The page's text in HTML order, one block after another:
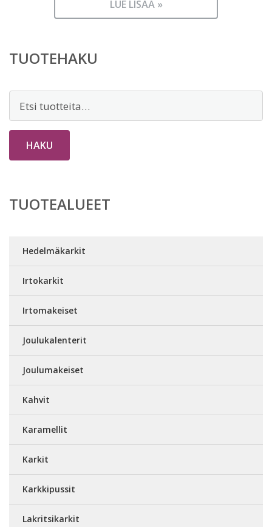
LUE LISÄÄ »
TUOTEHAKU
HAKU
TUOTEALUEET
Hedelmäkarkit
Irtokarkit
Irtomakeiset
Joulukalenterit
Joulumakeiset
Kahvit
Karamellit
Karkit
Karkkipussit
Lakritsikarkit